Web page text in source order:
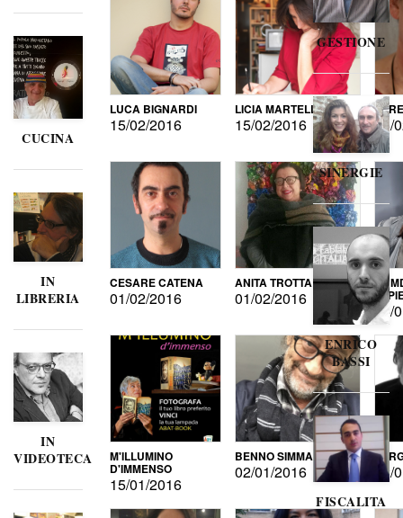
CUCINA
IN
LIBRERIA
IN
VIDEOTECA
LUCA BIGNARDI
15/02/2016
LICIA MARTELLI
15/02/2016 15/
CESARE CATENA
01/02/2016
ANITA TROTTA
01/02/2016 DI
15/
M'ILLUMINO
D'IMMENSO
15/01/2016
BENNO SIMMA
02/01/2016
GESTIONE
SINERGIE
ENRICO
BASSI
FISCALITA